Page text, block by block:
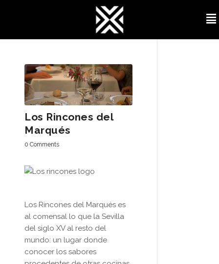
Los Rincones del
Marqués
0 Comments
Los Rincones del Marqués es
al comensal lo que la Sevilla
del siglo XV al resto del
mundo: un lugar donde
conocer los sabores